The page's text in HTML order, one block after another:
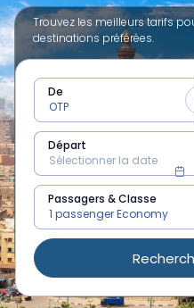
Trouvez les meilleurs tarifs
destinations préférées.
De
Départ
Passagers & Classe